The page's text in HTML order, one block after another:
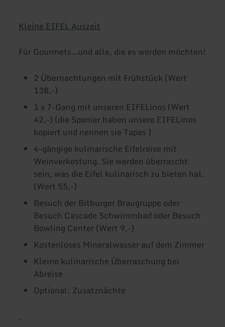
Kleine EIFEL Auszeit
Für Gourmets…und alle, die es werden möchten!
2 Übernachtungen mit Frühstück (Wert
138,-)
1 x 7-Gang mit unseren EIFELinos (Wert
42,-) (die Spanier haben unsere EIFELinos
kopiert und nennen sie Tapas )
4-gängige kulinarische Eifelreise mit
Weinverkostung. Sie werden überrascht
sein, was die Eifel kulinarisch zu bieten hat.
(Wert 55,-)
Besuch der Bitburger Braugruppe oder
Besuch Cascade Schwimmbad oder Besuch
Bowling Center (Wert 9,-)
Kostenloses Mineralwasser auf dem Zimmer
Kleine kulinarische Überraschung bei
Abreise
Optional: Zusatznächte